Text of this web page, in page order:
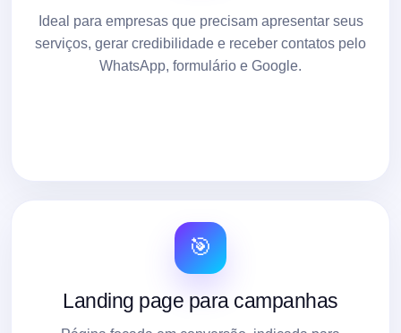
Ideal para empresas que precisam apresentar seus
serviços, gerar credibilidade e receber contatos pelo
WhatsApp, formulário e Google.
🎯
Landing page para campanhas